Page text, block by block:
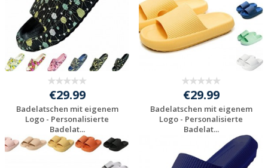
€29.99
Badelatschen mit eigenem
Logo - Personalisierte
Badelat...
Preis unverbindlich
€29.99
Badelatschen mit eigenem
Logo - Personalisierte
Badelat...
Preis unverbindlich
anfragen